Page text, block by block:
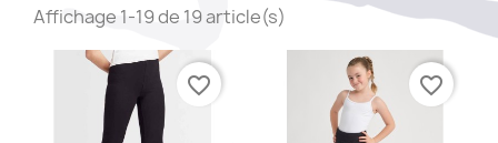
Affichage 1-19 de 19 article(s)
favorite_border favorite_border